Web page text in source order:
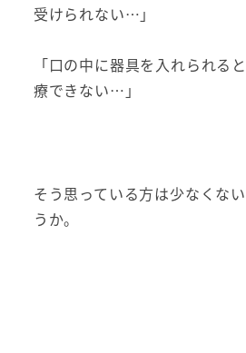
受けられない…」
「口の中に器具を入れられる
療できない…」
そう思っている方は少なくな
うか。